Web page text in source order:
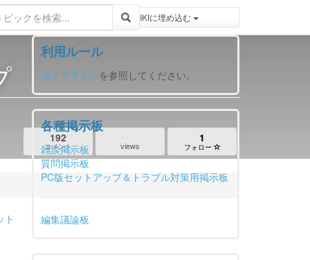
登録 / ログイン
192
コメント views
1
フォロー
ト
トピックをWIKIWIKIに埋め込む
利用ルール
ガイドラインを参照してください。
各種掲示板
雑談掲示板
質問掲示板
PC版セットアップ＆トラブル対策用掲示板
編集議論板